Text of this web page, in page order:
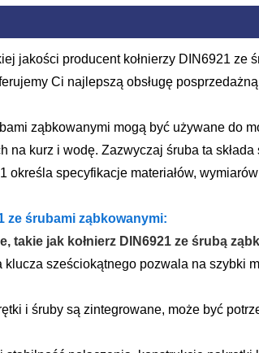
jakości producent kołnierzy DIN6921
Ci najlepszą obsługę
ząbkowanymi mogą być używane do
na kurz i wodę. Zazwyczaj śruba ta
określa specyfikacje materiałów,
ze śrubami ząbkowanymi:
takie jak kołnierz DIN6921 ze śrubą
klucza sześciokątnego pozwala na szybki
i śruby są zintegrowane, może być